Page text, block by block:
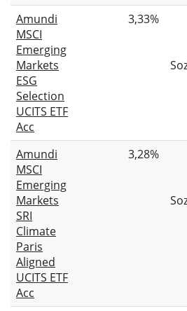
Amundi
MSCI
Emerging
Markets
ESG
Selection
UCITS ETF
Acc
3,33%
Amundi
MSCI
Emerging
Markets
SRI
Climate
Paris
Aligned
UCITS ETF
Acc
3,28%